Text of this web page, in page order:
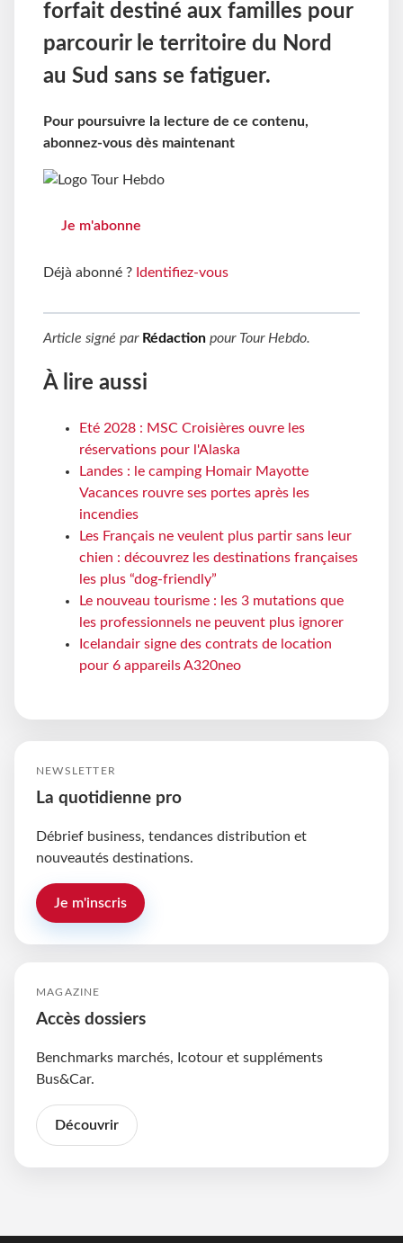
forfait destiné aux familles pour
parcourir le territoire du Nord
au Sud sans se fatiguer.
Pour poursuivre la lecture de ce contenu,
abonnez-vous dès maintenant
Je m'abonne
Déjà abonné ? Identifiez-vous
Article signé par Rédaction pour Tour Hebdo.
À lire aussi
Eté 2028 : MSC Croisières ouvre les
réservations pour l'Alaska
Landes : le camping Homair Mayotte
Vacances rouvre ses portes après les
incendies
Les Français ne veulent plus partir sans leur
chien : découvrez les destinations françaises
les plus “dog-friendly”
Le nouveau tourisme : les 3 mutations que
les professionnels ne peuvent plus ignorer
Icelandair signe des contrats de location
pour 6 appareils A320neo
NEWSLETTER
La quotidienne pro
Débrief business, tendances distribution et
nouveautés destinations.
Je m'inscris
MAGAZINE
Accès dossiers
Benchmarks marchés, Icotour et suppléments
Bus&Car.
Découvrir